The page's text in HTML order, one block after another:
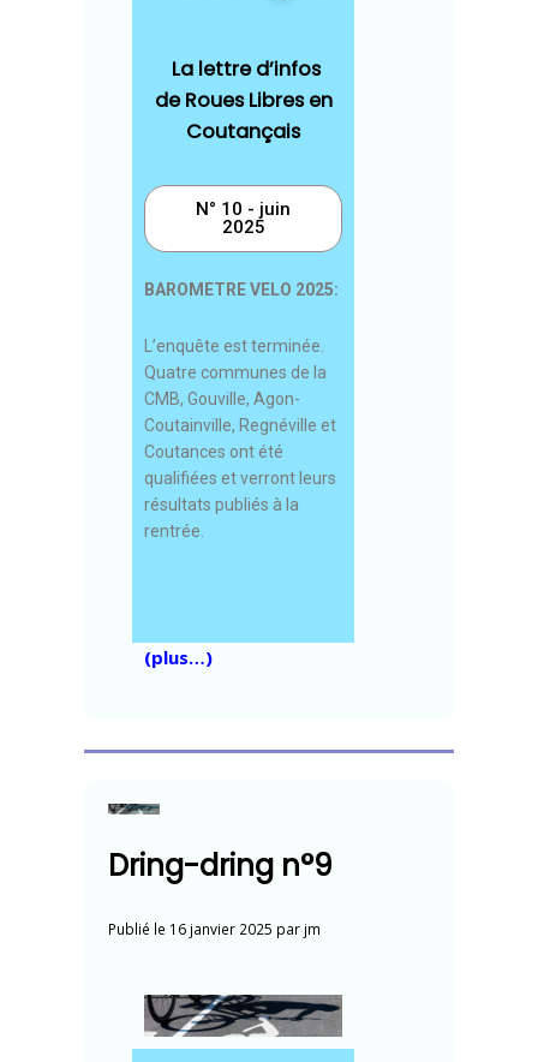
La lettre d’infos
de Roues Libres en
Coutançais
N° 10 - juin
2025
BAROMETRE VELO 2025:
L’enquête est terminée.
Quatre communes de la
CMB, Gouville, Agon-
Coutainville, Regnéville et
Coutances ont été
qualifiées et verront leurs
résultats publiés à la
rentrée.
(plus…)
Dring-dring n°9
Publié le 16 janvier 2025 par jm